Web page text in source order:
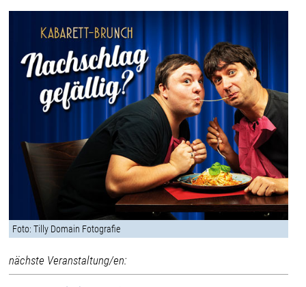
Foto: Tilly Domain Fotografie
nächste Veranstaltung/en: